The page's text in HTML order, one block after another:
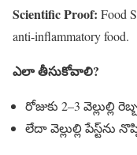
Scientific Proof: Food
anti-inflammatory food.
ఎలా తీసుకోవాలి?
రోజుకు 2–3 వెల్లుల్లి
లేదా వెల్లుల్లి పేస్ట్‌ను